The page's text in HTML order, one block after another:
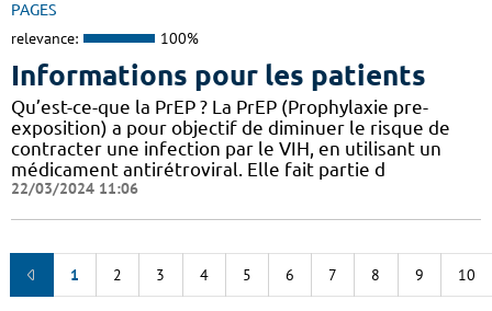
PAGES
relevance: 100%
Informations pour les patients
Qu’est-ce-que la PrEP ? La PrEP (Prophylaxie pre-
exposition) a pour objectif de diminuer le risque de
contracter une infection par le VIH, en utilisant un
médicament antirétroviral. Elle fait partie d
22/03/2024 11:06
1 2 3 4 5 6 7 8 9 10